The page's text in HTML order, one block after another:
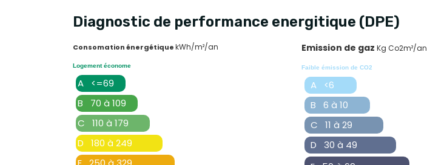
Diagnostic de performance energitique (DPE)
Consomation énergétiquekWh/m²/an
Logement économe
A <=69
B 70 à 109
C 110 à 179
D 180 à 249
Emission de gaz Kg Co2m²/an
Faible émission de CO2
A <6
B 6 à 10
C 11 à 29
D 30 à 49